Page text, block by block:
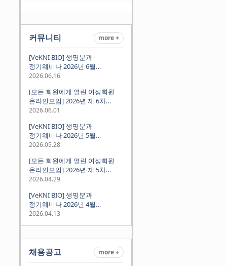
커뮤니티 more +
[VeKNI BIO] 생명분과
정기웨비나 2026년 6월
(2026.06.18 Thu 9:00PM)
2026.06.16
[모든 회원에게 열린 여성회원
온라인모임] 2026년 제 6차
정기모임 (6월 10일 수요일 저녁
2026.06.01
[VeKNI BIO] 생명분과
정기웨비나 2026년 5월
(2026.05.28 Thu 9:00PM)
2026.05.28
[모든 회원에게 열린 여성회원
온라인모임] 2026년 제 5차
정기모임 (5월 12일 화요일 저녁
2026.04.29
[VeKNI BIO] 생명분과
정기웨비나 2026년 4월
(2026.04.16 Thu 9:00PM)
2026.04.13
채용공고 more +